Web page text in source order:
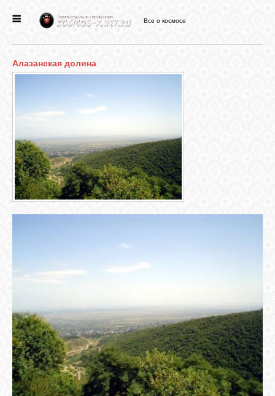
НОВОСТИ
ФОРУМ
СТАТЬИ
ФАЙЛЫ
ВХОД
RSS
Все о космосе
Алазанская долина